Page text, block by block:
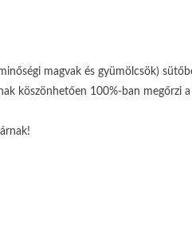
magvak és gyümölcsök)
köszönhetően 100%-ban megőrzi